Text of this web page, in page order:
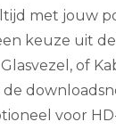
met jouw
keuze uit
Glasvezel, of
de
voor